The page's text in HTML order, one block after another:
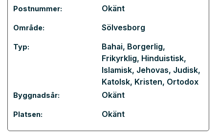
Postnummer: Okänt
Område: Sölvesborg
Typ: Bahai, Borgerlig,
Frikyrklig, Hinduistisk,
Islamisk, Jehovas, Judisk,
Katolsk, Kristen, Ortodox
Byggnadsår: Okänt
Platsen: Okänt